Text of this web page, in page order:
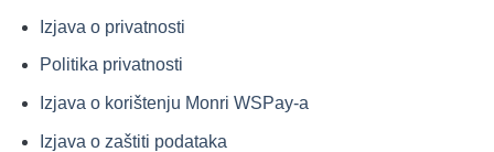
Izjava o privatnosti
Politika privatnosti
Izjava o korištenju Monri WSPay-a
Izjava o zaštiti podataka